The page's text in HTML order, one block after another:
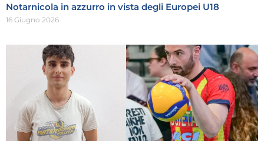
Notarnicola in azzurro in vista degli Europei U18
16 Giugno 2026